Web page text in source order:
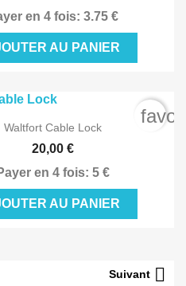
en 4 fois: 3.75 €
AU PANIER
 Aperçu rapide
Waltfort Cable Lock
20,00 €
en 4 fois: 5 €
AU PANIER
Suivant 